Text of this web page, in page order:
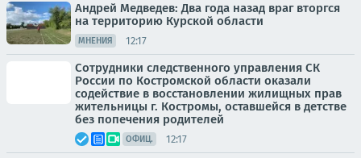
Андрей Медведев: Два года назад враг вторгся
на территорию Курской области
МНЕНИЯ 12:17
Сотрудники следственного управления СК
России по Костромской области оказали
содействие в восстановлении жилищных прав
жительницы г. Костромы, оставшейся в детстве
без попечения родителей
ОФИЦ. 12:17